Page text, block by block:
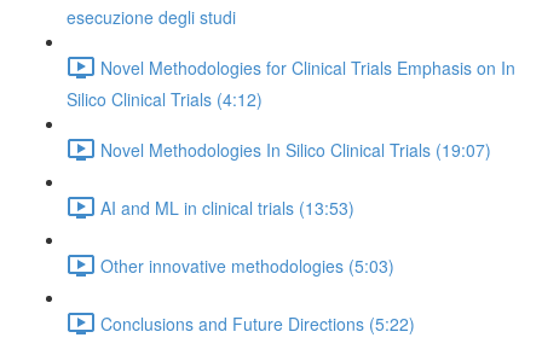
esecuzione degli studi
Novel Methodologies for Clinical Trials Emphasis on In
Silico Clinical Trials (4:12)
Novel Methodologies In Silico Clinical Trials (19:07)
AI and ML in clinical trials (13:53)
Other innovative methodologies (5:03)
Conclusions and Future Directions (5:22)